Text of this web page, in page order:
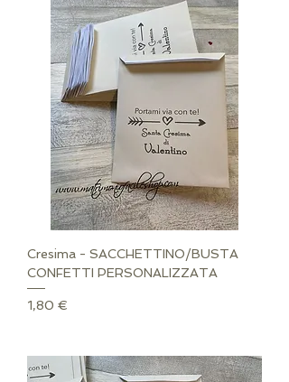
Cresima - SACCHETTINO/BUSTA
CONFETTI PERSONALIZZATA
Prezzo
1,80 €